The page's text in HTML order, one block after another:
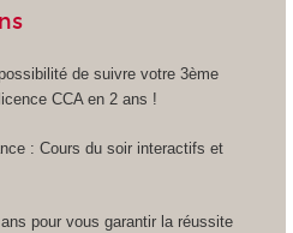
de suivre votre 3ème
CCA en 2 ans !
: Cours du soir interactifs et
pour vous garantir la réussite